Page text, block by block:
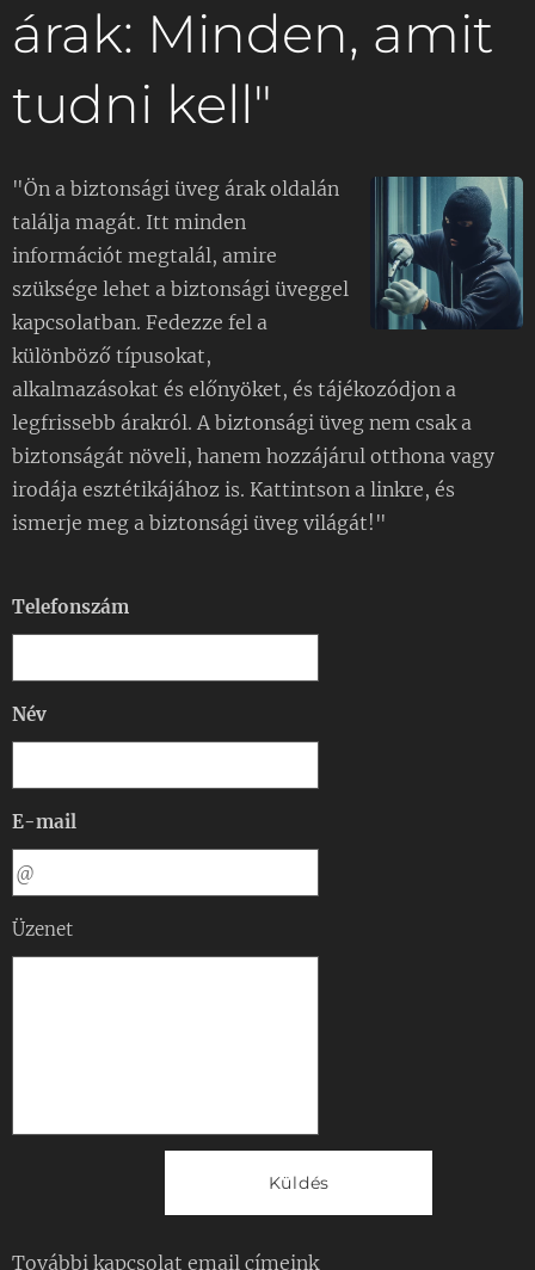
árak: Minden, amit
tudni kell"
"Ön a biztonsági üveg árak oldalán
találja magát. Itt minden
információt megtalál, amire
szüksége lehet a biztonsági üveggel
kapcsolatban. Fedezze fel a
különböző típusokat,
alkalmazásokat és előnyöket, és tájékozódjon a
legfrissebb árakról. A biztonsági üveg nem csak a
biztonságát növeli, hanem hozzájárul otthona vagy
irodája esztétikájához is. Kattintson a linkre, és
ismerje meg a biztonsági üveg világát!"
Telefonszám
Név
E-mail
Üzenet
Küldés
További kapcsolat email címeink